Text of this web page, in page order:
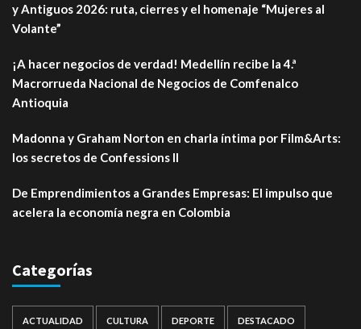
y Antiguos 2026: ruta, cierres y el homenaje “Mujeres al
Volante”
¡A hacer negocios de verdad! Medellín recibe la 4.ª
Macrorrueda Nacional de Negocios de Comfenalco
Antioquia
Madonna y Graham Norton en charla íntima por Film&Arts:
los secretos de Confessions II
De Emprendimientos a Grandes Empresas: El impulso que
acelera la economía negra en Colombia
Categorías
ACTUALIDAD CULTURA DEPORTE DESTACADO